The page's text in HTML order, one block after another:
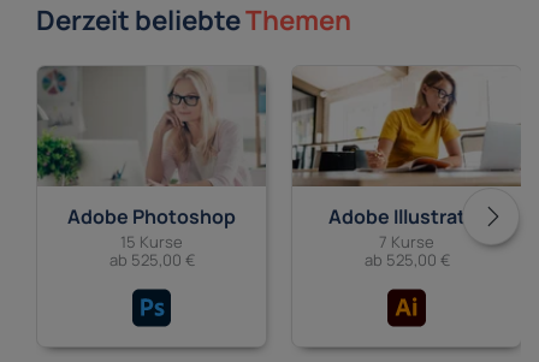
Derzeit beliebteThemen
Adobe Photoshop
15 Kurse
ab 525,00 €
Adobe Illustrator
7 Kurse
ab 525,00 €